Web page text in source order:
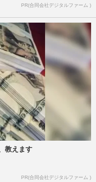
PR(合同会社デジタルファーム )
教えます
PR(合同会社デジタルファーム )